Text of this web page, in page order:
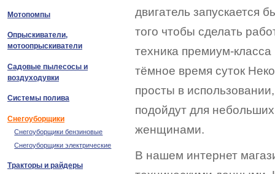
Мотопомпы
Опрыскиватели,
мотоопрыскиватели
Садовые пылесосы и
воздуходувки
Системы полива
Снегоуборщики
Снегоуборщики бензиновые
Снегоуборщики электрические
Тракторы и райдеры
двигатель запускается
того чтобы сделать
техника премиум-
тёмное время суток
просты в
подойдут для
женщинами.
В нашем интернет